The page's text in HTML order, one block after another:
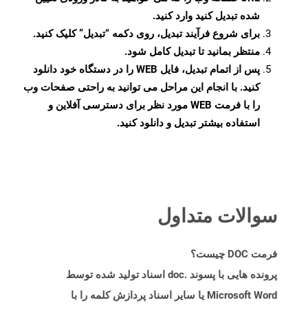
شده تبدیل کنید وارد کنید.
برای شروع فرآیند تبدیل، روی دکمه “تبدیل” کلیک کنید.
منتظر بمانید تا تبدیل کامل شود.
پس از اتمام تبدیل، فایل WEB را در دستگاه خود دانلود
کنید. با انجام این مراحل می توانید به راحتی صفحات وب
را با فرمت WEB مورد نظر برای دسترسی آفلاین و
استفاده بیشتر تبدیل و دانلود کنید.
سوالات متداول
فرمت DOC چیست؟
پرونده هایی با پسوند .doc اسناد تولید شده توسط
Microsoft Word یا سایر اسناد پردازش کلمه را با